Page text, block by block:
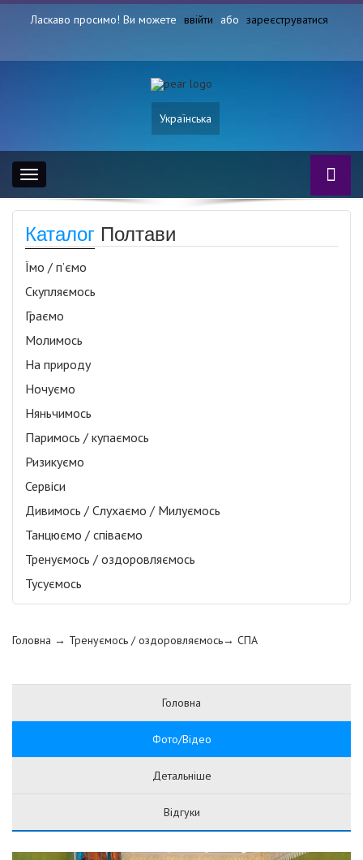
Ласкаво просимо! Ви можете ввійти або зареєструватися
Українська
Toggle
navigation
Каталог Полтави
Їмо / п’ємо
Скупляємось
Граємо
Молимось
На природу
Ночуємо
Няньчимось
Паримось / купаємось
Ризикуємо
Сервіси
Дивимось / Слухаємо / Милуємось
Танцюємо / співаємо
Тренуємось / оздоровляємось
Тусуємось
Головна → Тренуємось / оздоровляємось→ СПА
Головна
Фото/Відео
Детальніше
Відгуки